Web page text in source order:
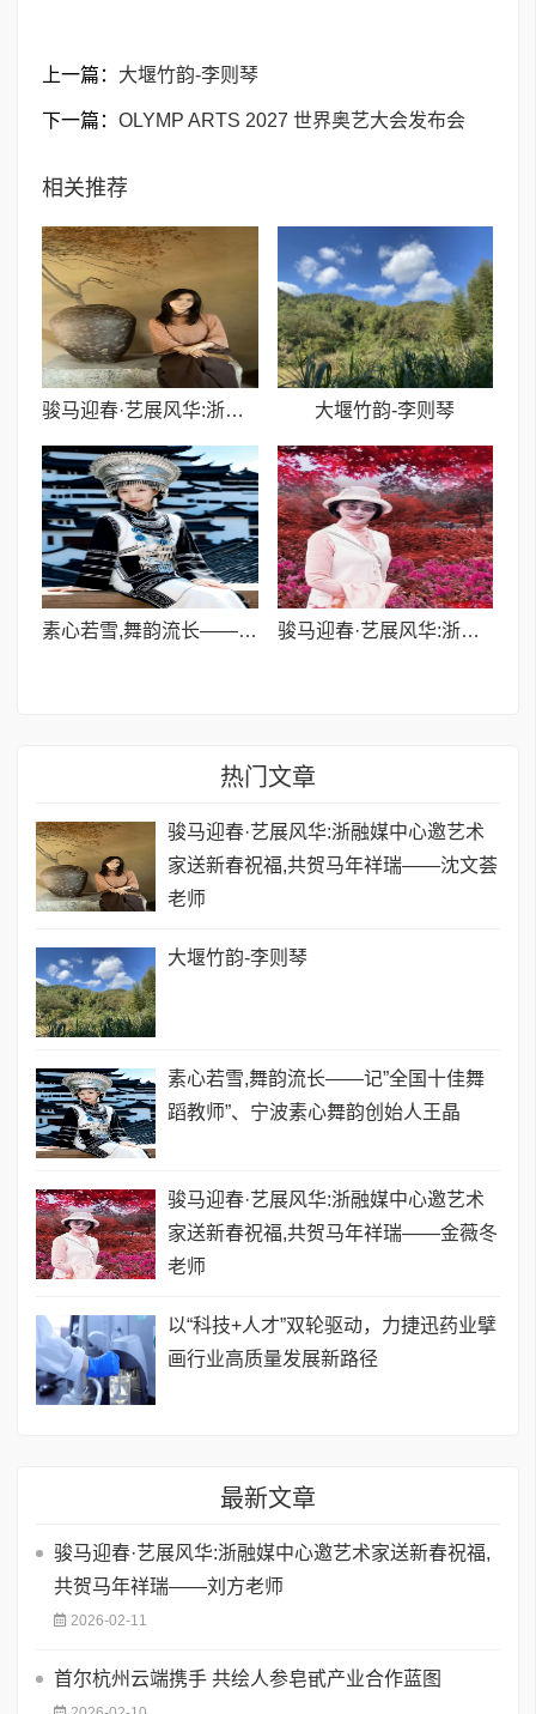
上一篇： 大堰竹韵-​李则琴
下一篇： OLYMP ARTS 2027 世界奥艺大会发布会
相关推荐
骏马迎春·艺展风华:浙融媒中心邀艺术家送新春祝福,共贺马年祥瑞——沈文荟老师 大堰竹韵-​李则琴
素心若雪,舞韵流长——记”全国十佳舞蹈教师”、宁波素心舞韵创始人王晶 骏马迎春·艺展风华:浙融媒中心邀艺术家送新春祝福,共贺马年祥瑞——金薇冬老师
热门文章
骏马迎春·艺展风华:浙融媒中心邀艺术
家送新春祝福,共贺马年祥瑞——沈文荟
老师
大堰竹韵-​李则琴
素心若雪,舞韵流长——记”全国十佳舞
蹈教师”、宁波素心舞韵创始人王晶
骏马迎春·艺展风华:浙融媒中心邀艺术
家送新春祝福,共贺马年祥瑞——金薇冬
老师
以“科技+人才”双轮驱动，力捷迅药业擘
画行业高质量发展新路径
最新文章
骏马迎春·艺展风华:浙融媒中心邀艺术家送新春祝福,
共贺马年祥瑞——刘方老师
2026-02-11
首尔杭州云端携手 共绘人参皂甙产业合作蓝图